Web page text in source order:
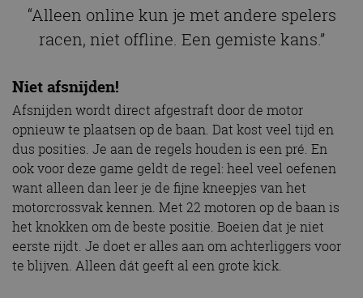
“Alleen online kun je met andere spelers
racen, niet offline. Een gemiste kans.”
Niet afsnijden!
Afsnijden wordt direct afgestraft door de motor
opnieuw te plaatsen op de baan. Dat kost veel tijd en
dus posities. Je aan de regels houden is een pré. En
ook voor deze game geldt de regel: heel veel oefenen
want alleen dan leer je de fijne kneepjes van het
motorcrossvak kennen. Met 22 motoren op de baan is
het knokken om de beste positie. Boeien dat je niet
eerste rijdt. Je doet er alles aan om achterliggers voor
te blijven. Alleen dát geeft al een grote kick.